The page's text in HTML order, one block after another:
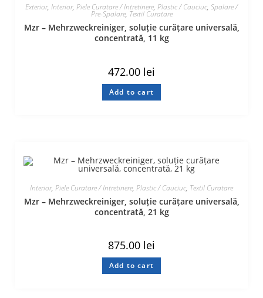
Exterior, Interior, Piele Curatare / Intretinere, Plastic / Cauciuc, Spalare /
Pre-Spalare, Textil Curatare
Mzr – Mehrzweckreiniger, soluție curățare universală,
concentrată, 11 kg
472.00 lei
Add to cart
Interior, Piele Curatare / Intretinere, Plastic / Cauciuc, Textil Curatare
Mzr – Mehrzweckreiniger, soluție curățare universală,
concentrată, 21 kg
875.00 lei
Add to cart